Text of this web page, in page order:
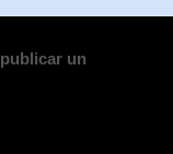
un